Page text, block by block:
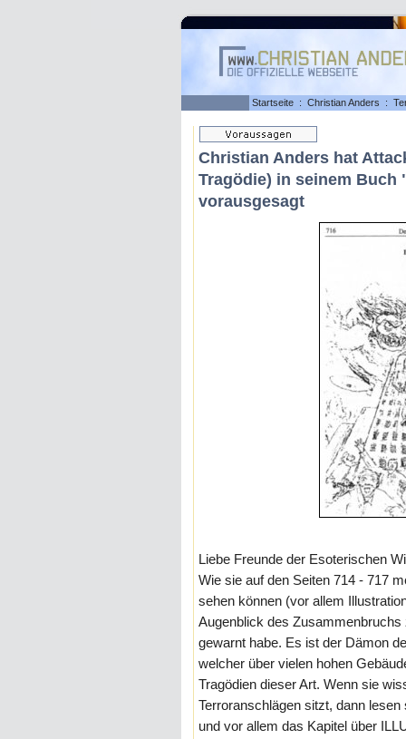
Startseite : Christian Anders :
Christian Anders hat
Tragödie) in seinem Buch
vorausgesagt
Liebe Freunde der Esoterischen
Wie sie auf den Seiten 714 - 717
sehen können (vor allem
Augenblick des
gewarnt habe. Es ist der Dämon
welcher über vielen hohen
Tragödien dieser Art. Wenn sie
Terroranschlägen sitzt, dann
und vor allem das Kapitel über